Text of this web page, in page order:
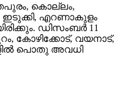
കൊല്ലം,
ഇടുക്കി, എറണാകുളം
ഡിസംബര്‍ 11
കോഴിക്കോട്, വയനാട്,
പൊതു അവധി